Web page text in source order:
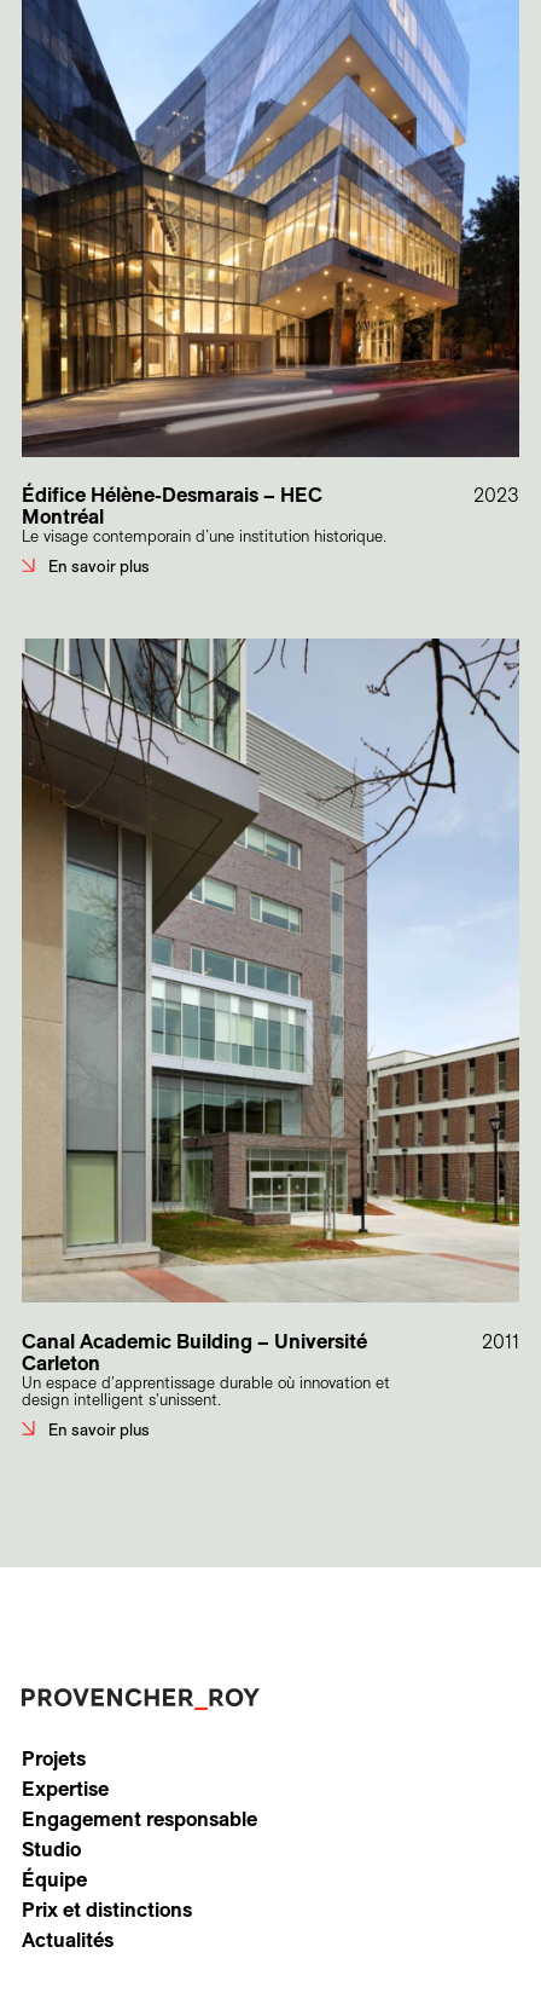
Édifice Hélène-Desmarais – HEC
Montréal
Le visage contemporain d’une institution historique.
En savoir plus
2023
Canal Academic Building – Université
Carleton
Un espace d'apprentissage durable où innovation et
design intelligent s'unissent.
En savoir plus
2011
Projets
Expertise
Engagement responsable
Studio
Équipe
Prix et distinctions
Actualités